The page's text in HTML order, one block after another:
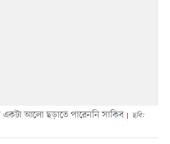
একটা আলো ছড়াতে পারেননি সাকিব
ছবি: